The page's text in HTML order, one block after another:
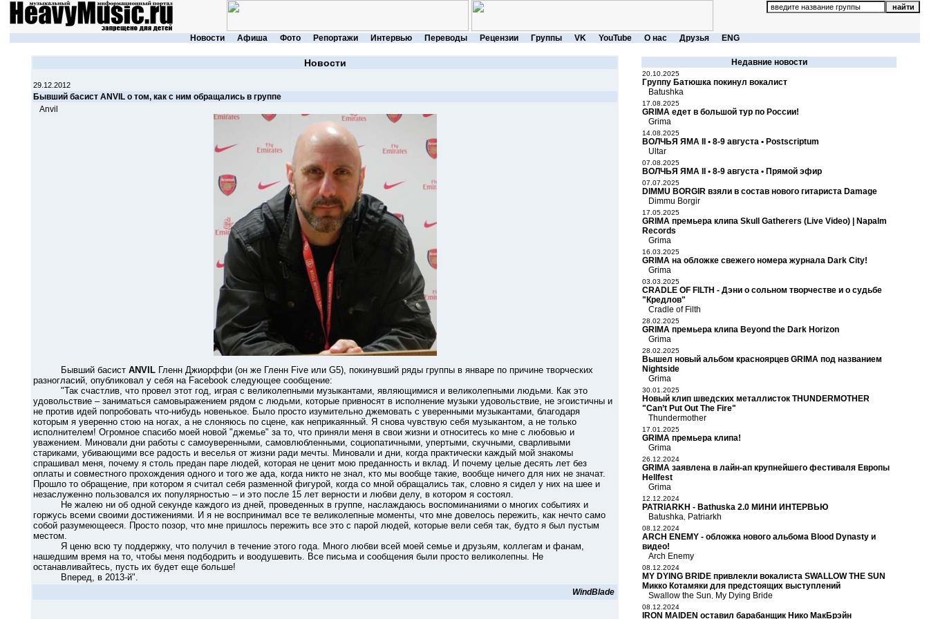
Новости Афиша Фото Репортажи Интервью Переводы Рецензии Группы VK YouTube О нас Друзья ENG
Новости
29.12.2012
Бывший басист ANVIL о том, как с ним обращались в группе
Anvil
Бывший басист ANVIL Гленн Джиорффи (он же Гленн Five или G5), покинувший ряды группы в январе по причине творческих
разногласий, опубликовал у себя на Facebook следующее сообщение:
"Так счастлив, что провел этот год, играя с великолепными музыкантами, являющимися и великолепными людьми. Как это
удовольствие – заниматься самовыражением рядом с людьми, которые привносят в исполнение музыки удовольствие, не эгоистичны и
не против идей попробовать что-нибудь новенькое. Было просто изумительно джемовать с уверенными музыкантами, благодаря
которым я уверенно стою на ногах, а не слоняюсь по сцене, как неприкаянный. Я снова чувствую себя музыкантом, а не только
исполнителем! Огромное спасибо моей новой "джемье" за то, что приняли меня в свои жизни и относитесь ко мне с любовью и
уважением. Миновали дни работы с самоуверенными, самовлюбленными, социопатичными, упертыми, скучными, сварливыми
стариками, убивающими все радость и веселья от жизни ради мечты. Миновали и дни, когда практически каждый мой знакомы
спрашивал меня, почему я столь предан паре людей, которая не ценит мою преданность и вклад. И почему целые десять лет без
оплаты и совместного прохождения одного и того же ада, когда никто не знал, кто мы вообще такие, вообще ничего для них не значат.
Прошло то обращение, при котором я считал себя разменной фигурой, когда со мной обращались так, словно я сидел у них на шее и
незаслуженно пользовался их популярностью – и это после 15 лет верности и любви делу, в котором я состоял.
Не жалею ни об одной секунде каждого из дней, проведенных в группе, наслаждаюсь воспоминаниями о многих событиях и
горжусь всеми своими достижениями. И я не воспринимал все те великолепные моменты, что мне довелось пережить, как нечто само
собой разумеющееся. Просто позор, что мне пришлось пережить все это с парой людей, которые вели себя так, будто я был пустым
местом.
Я ценю всю ту поддержку, что получил в течение этого года. Много любви всей моей семье и друзьям, коллегам и фанам,
нашедшим время на то, чтобы меня подбодрить и воодушевить. Все письма и сообщения были просто великолепны. Не
останавливайтесь, пусть их будет еще больше!
Вперед, в 2013-й".
WindBlade
Недавние новости
20.10.2025
Группу Батюшка покинул вокалист
Batushka
17.08.2025
GRIMA едет в большой тур по России!
Grima
14.08.2025
ВОЛЧЬЯ ЯМА II • 8-9 августа • Postscriptum
Ultar
07.08.2025
ВОЛЧЬЯ ЯМА II • 8-9 августа • Прямой эфир
07.07.2025
DIMMU BORGIR взяли в состав нового гитариста Damage
Dimmu Borgir
17.05.2025
GRIMA премьера клипа Skull Gatherers (Live Video) | Napalm
Records
Grima
16.03.2025
GRIMA на обложке свежего номера журнала Dark City!
Grima
03.03.2025
CRADLE OF FILTH - Дэни о сольном творчестве и о судьбе
"Кредлов"
Cradle of Filth
28.02.2025
GRIMA премьера клипа Beyond the Dark Horizon
Grima
28.02.2025
Вышел новый альбом красноярцев GRIMA под названием
Nightside
Grima
30.01.2025
Новый клип шведских металлисток THUNDERMOTHER
"Can’t Put Out The Fire"
Thundermother
17.01.2025
GRIMA премьера клипа!
Grima
26.12.2024
GRIMA заявлена в лайн-ап крупнейшего фестиваля Европы
Hellfest
Grima
12.12.2024
PATRIARKH - Bathuska 2.0 МИНИ ИНТЕРВЬЮ
Batushka Patriarkh
08.12.2024
ARCH ENEMY - обложка нового альбома Blood Dynasty и
видео!
Arch Enemy
08.12.2024
MY DYING BRIDE привлекли вокалиста SWALLOW THE SUN
Микко Котамяки для предстоящих выступлений
Swallow the Sun
My Dying Bride
08.12.2024
IRON MAIDEN оставил барабанщик Нико МакБрэйн